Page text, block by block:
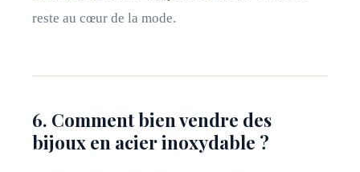
reste au cœur de la mode.
6. Comment bien vendre des
bijoux en acier inoxydable ?